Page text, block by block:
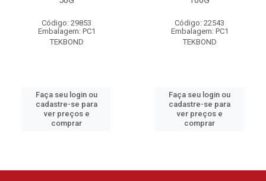
Código: 29853
Embalagem: PC1
TEKBOND
Faça seu login ou
cadastre-se para
ver preços e
comprar
Código: 22543
Embalagem: PC1
TEKBOND
Faça seu login ou
cadastre-se para
ver preços e
comprar